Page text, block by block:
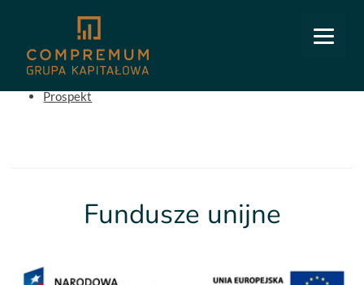
Pliki do pobrania
Prospekt
Fundusze unijne